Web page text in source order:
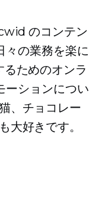
のコンテン
々の業務を楽に
ためのオンラ
ーションについ
、チョコレー
大好きです。